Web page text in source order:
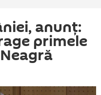
anunț:
primele